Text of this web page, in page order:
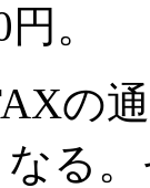
。
の通
なる